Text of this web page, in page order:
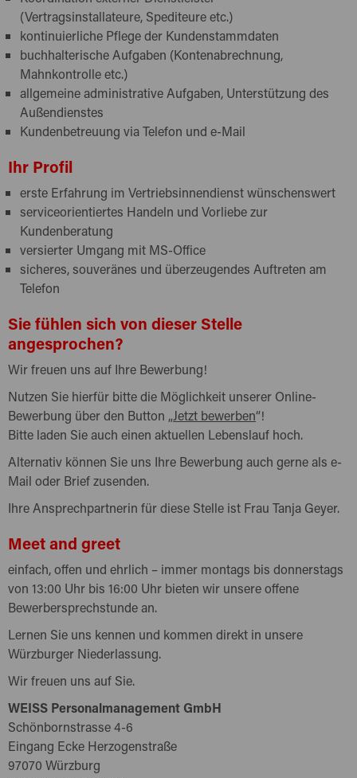
Position bei unserem Kunden zu gewinnen.
(Vertragsinstallateure, Spediteure etc.)
kontinuierliche Pflege der Kundenstammdaten
buchhalterische Aufgaben (Kontenabrechnung,
Mahnkontrolle etc.)
allgemeine administrative Aufgaben, Unterstützung des
Außendienstes
Kundenbetreuung via Telefon und e-Mail
Ihr Profil
erste Erfahrung im Vertriebsinnendienst wünschenswert
serviceorientiertes Handeln und Vorliebe zur
Kundenberatung
versierter Umgang mit MS-Office
sicheres, souveränes und überzeugendes Auftreten am
Telefon
Sie fühlen sich von dieser Stelle
angesprochen?
Wir freuen uns auf Ihre Bewerbung!
Nutzen Sie hierfür bitte die Möglichkeit unserer Online-
Bewerbung über den Button „Jetzt bewerben“!
Bitte laden Sie auch einen aktuellen Lebenslauf hoch.
Alternativ können Sie uns Ihre Bewerbung auch gerne als e-
Mail oder Brief zusenden.
Ihre Ansprechpartnerin für diese Stelle ist Frau Tanja Geyer.
Meet and greet
einfach, offen und ehrlich – immer montags bis donnerstags
von 13:00 Uhr bis 16:00 Uhr bieten wir unsere offene
Bewerbersprechstunde an.
Lernen Sie uns kennen und kommen direkt in unsere
Würzburger Niederlassung.
Wir freuen uns auf Sie.
WEISS Personalmanagement GmbH
Schönbornstrasse 4-6
Eingang Ecke Herzogenstraße
97070 Würzburg